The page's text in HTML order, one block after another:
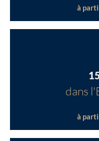
à
dans
à